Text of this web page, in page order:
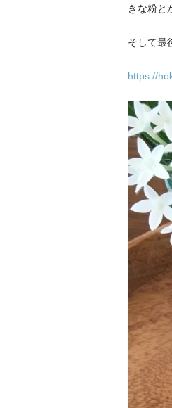
きな粉と
そして最
https://